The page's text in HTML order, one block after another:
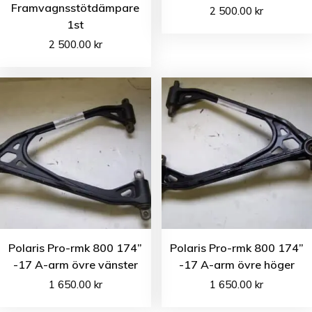
Framvagnsstötdämpare
1st
2 500.00 kr
2 500.00kr
Polaris Pro-rmk 800 174”
-17 A-arm övre vänster
1 650.00 kr
Polaris Pro-rmk 800 174”
-17 A-arm övre höger
1 650.00kr